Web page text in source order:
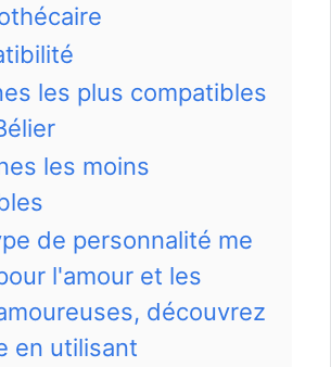
les plus compatibles
les moins
de personnalité me
l'amour et les
découvrez
en utilisant